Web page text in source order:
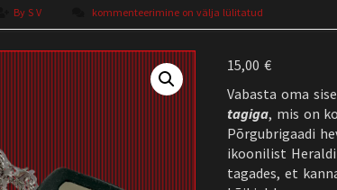
ByS V kommenteerimine on välja lülitatud
15,00 €
Vabasta oma
tagiga, mis on
Põrgubrigaadi
ikoonilist
tagades, et